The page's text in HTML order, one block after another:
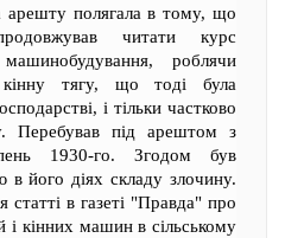
арешту полягала в тому, що
читати курс
машинобудування, роблячи
тягу, що тоді була
і тільки частково
Перебував під арештом з
1930-го. Згодом був
в його діях складу злочину.
статті в газеті "Правда" про
кінних машин в сільському